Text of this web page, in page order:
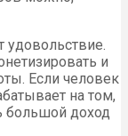
удовольствие.
и
Если человек
на том,
большой доход